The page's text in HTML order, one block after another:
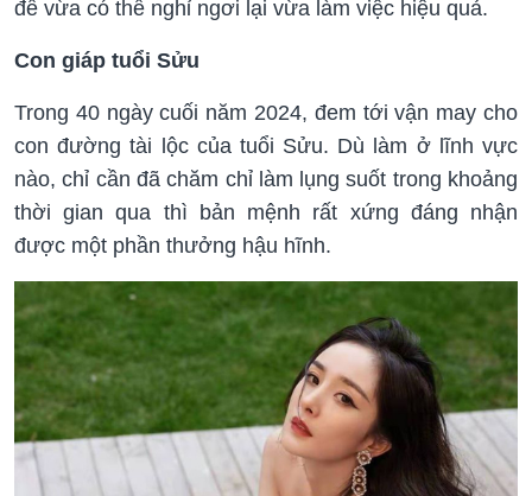
để vừa có thể nghỉ ngơi lại vừa làm việc hiệu quả.
Con giáp tuổi Sửu
Trong 40 ngày cuối năm 2024, đem tới vận may cho
con đường tài lộc của tuổi Sửu. Dù làm ở lĩnh vực
nào, chỉ cần đã chăm chỉ làm lụng suốt trong khoảng
thời gian qua thì bản mệnh rất xứng đáng nhận
được một phần thưởng hậu hĩnh.